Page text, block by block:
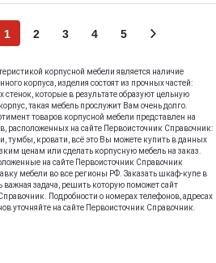
1 2 3 4 5
корпусной мебели является наличие
корпуса, изделия состоят из прочных частей:
стенок, которые в результате образуют цельную
такая мебель прослужит Вам очень долго.
товаров корпусной мебели представлен на
расположенных на сайте Первоисточник Справочник:
тумбы, кровати, всё это Вы можете купить в данных
ценам или сделать корпусную мебель на заказ.
на сайте Первоисточник Справочник
мебели во все регионы РФ. Заказать шкаф-купе в
важная задача, решить которую поможет сайт
Подробности о номерах телефонов, адресах
уточняйте на сайте Первоисточник Справочник.